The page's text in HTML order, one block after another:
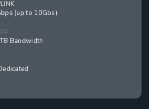
(up to 10Gbs)
Bandwidth